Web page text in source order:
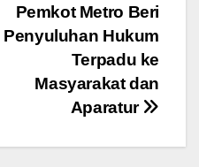
Pemkot Metro Beri
Penyuluhan Hukum
Terpadu ke
Masyarakat dan
Aparatur